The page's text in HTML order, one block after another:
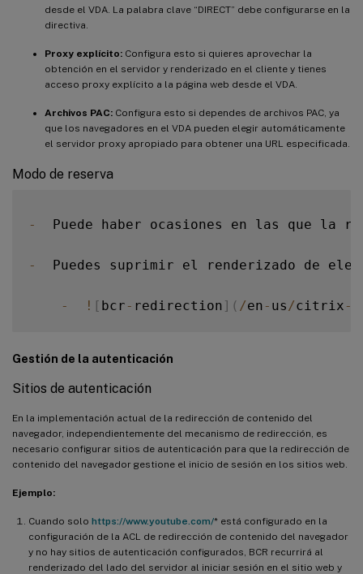
desde el VDA. La palabra clave “DIRECT” debe configurarse en la
directiva.
Proxy explícito: Configura esto si quieres aprovechar la
obtención en el servidor y renderizado en el cliente y tienes
acceso proxy explícito a la página web desde el VDA.
Archivos PAC: Configura esto si dependes de archivos PAC, ya
que los navegadores en el VDA pueden elegir automáticamente
el servidor proxy apropiado para obtener una URL especificada.
Modo de reserva
-
Puede haber ocasiones en las que la
-
Puedes suprimir el renderizado de
- ! [ bcr - redirection ] ( /en - us/citrix -
Gestión de la autenticación
Sitios de autenticación
En la implementación actual de la redirección de contenido del
navegador, independientemente del mecanismo de redirección, es
necesario configurar sitios de autenticación para que la redirección de
contenido del navegador gestione el inicio de sesión en los sitios web.
Ejemplo:
Cuando solo https://www.youtube.com/* está configurado en la
configuración de la ACL de redirección de contenido del navegador
y no hay sitios de autenticación configurados, BCR recurrirá al
renderizado del lado del servidor al iniciar sesión en el sitio web y